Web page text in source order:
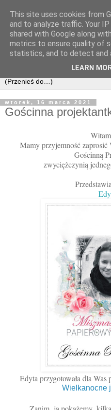
wtorek, 16 marca 2021
Gościnna
Mamy przyjemność zaprosić
Gościnną
zwyciężczynią
Edyta przygotowała dla Was
Wielkanocne
This site uses cookies from
and to analyze traffic. Your
shared with Google along
metrics to ensure quality of
statistics, and to detect and
LEARN